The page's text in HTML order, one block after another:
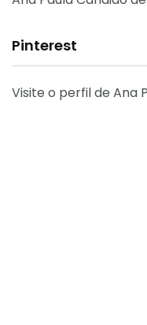
Pinterest
Visite o perfil de Ana